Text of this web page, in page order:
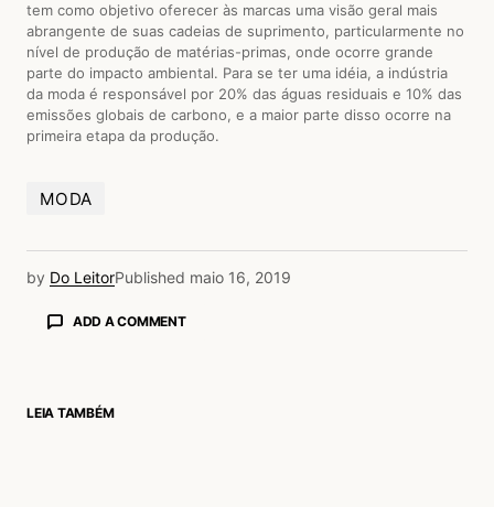
tem como objetivo oferecer às marcas uma visão geral mais
abrangente de suas cadeias de suprimento, particularmente no
nível de produção de matérias-primas, onde ocorre grande
parte do impacto ambiental. Para se ter uma idéia, a indústria
da moda é responsável por 20% das águas residuais e 10% das
emissões globais de carbono, e a maior parte disso ocorre na
primeira etapa da produção.
MODA
by Do LeitorPublished maio 16, 2019
ADD A COMMENT
LEIA TAMBÉM